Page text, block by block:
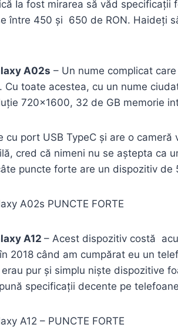
Ia fost mirarea să văd
între 450 și 650 de RON. Haideți
A02s – Un nume complicat
Cu toate acestea, cu un nume
720×1600, 32 de GB memorie
cu port USB TypeC și are o
cred că nimeni nu se aștepta ca
puncte forte are un dispozitiv de
A02s PUNCTE FORTE
A12 – Acest dispozitiv costă
2018 când am cumpărat eu un
pur și simplu niște dispozitive
specificații decente pe
A12 – PUNCTE FORTE